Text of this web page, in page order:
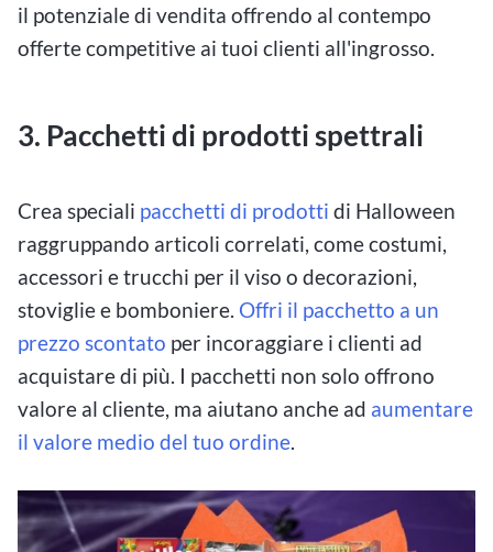
il potenziale di vendita offrendo al contempo
offerte competitive ai tuoi clienti all'ingrosso.
3. Pacchetti di prodotti spettrali
Crea speciali pacchetti di prodotti di Halloween
raggruppando articoli correlati, come costumi,
accessori e trucchi per il viso o decorazioni,
stoviglie e bomboniere. Offri il pacchetto a un
prezzo scontato per incoraggiare i clienti ad
acquistare di più. I pacchetti non solo offrono
valore al cliente, ma aiutano anche ad aumentare
il valore medio del tuo ordine.